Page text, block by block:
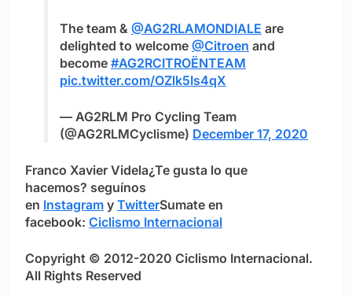
The team & @AG2RLAMONDIALE are
delighted to welcome @Citroen and
become #AG2RCITROËNTEAM
pic.twitter.com/OZlk5Is4qX
— AG2RLM Pro Cycling Team
(@AG2RLMCyclisme) December 17, 2020
Franco Xavier Videla¿Te gusta lo que
hacemos? seguínos
en Instagram y TwitterSumate en
facebook: Ciclismo Internacional
Copyright © 2012-2020 Ciclismo Internacional.
All Rights Reserved